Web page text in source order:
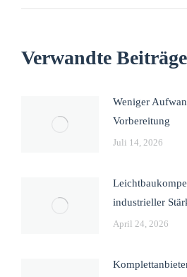
Verwandte Beiträge
Weniger
Vorbereitung
Juli 14, 2026
industrieller
April 24, 2026